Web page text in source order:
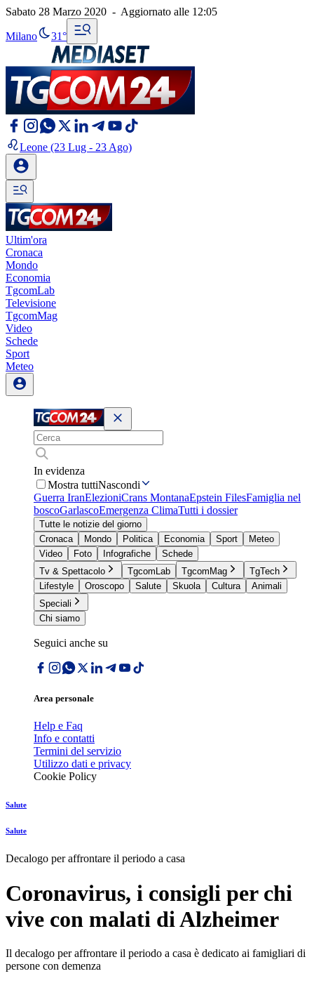
Sabato 28 Marzo 2020 - Aggiornato alle 12:05
Milano 31°
Leone (23 Lug - 23 Ago)
Ultim'ora
Cronaca
Mondo
Economia
TgcomLab
Televisione
TgcomMag
Video
Schede
Sport
Meteo
In evidenza
Mostra tuttiNascondi
Guerra IranElezioniCrans MontanaEpstein FilesFamiglia nel
boscoGarlascoEmergenza ClimaTutti i dossier
Tutte le notizie del giorno
Cronaca
Mondo Politica Economia Sport
Meteo
Video
Foto Infografiche
Schede
Tv & Spettacolo
TgcomLab TgcomMag
TgTech
Lifestyle
Oroscopo Salute Skuola Cultura
Animali
Speciali
Chi siamo
Seguici anche su
Area personale
Help e Faq
Info e contatti
Termini del servizio
Utilizzo dati e privacy
Cookie Policy
Salute
Salute
Decalogo per affrontare il periodo a casa
Coronavirus, i consigli per chi
vive con malati di Alzheimer
Il decalogo per affrontare il periodo a casa è dedicato ai famigliari di
persone con demenza